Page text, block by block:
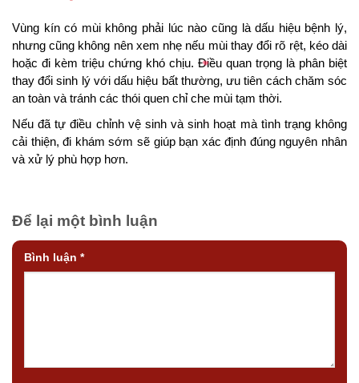
Vùng kín có mùi không phải lúc nào cũng là dấu hiệu bệnh lý,
nhưng cũng không nên xem nhẹ nếu mùi thay đổi rõ rệt, kéo dài
hoặc đi kèm triệu chứng khó chịu. Điều quan trọng là phân biệt
thay đổi sinh lý với dấu hiệu bất thường, ưu tiên cách chăm sóc
an toàn và tránh các thói quen chỉ che mùi tạm thời.
Nếu đã tự điều chỉnh vệ sinh và sinh hoạt mà tình trạng không
cải thiện, đi khám sớm sẽ giúp bạn xác định đúng nguyên nhân
và xử lý phù hợp hơn.
Để lại một bình luận
Bình luận *